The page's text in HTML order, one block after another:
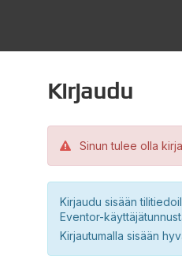
Kirjaudu
Sinun tulee olla
Kirjaudu sisään
Eventor-
Kirjautumalla sisään